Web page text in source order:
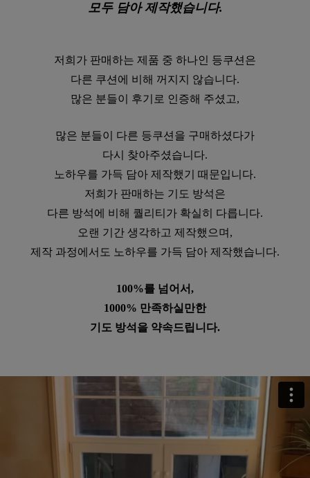
모두 담아 제작했습니다.
저희가 판매하는 제품 중 하나인 등쿠션은
다른 쿠션에 비해 꺼지지 않습니다.
많은 분들이 후기로 인증해 주셨고,
많은 분들이 다른 등쿠션을 구매하셨다가
다시 찾아주셨습니다.
노하우를 가득 담아 제작했기 때문입니다.
저희가 판매하는 기도 방석은
다른 방석에 비해 퀄리티가 확실히 다릅니다.
오랜 기간 생각하고 제작했으며,
제작 과정에서도 노하우를 가득 담아 제작했습니다.
100%를 넘어서,
1000% 만족하실만한
기도 방석을 약속드립니다.